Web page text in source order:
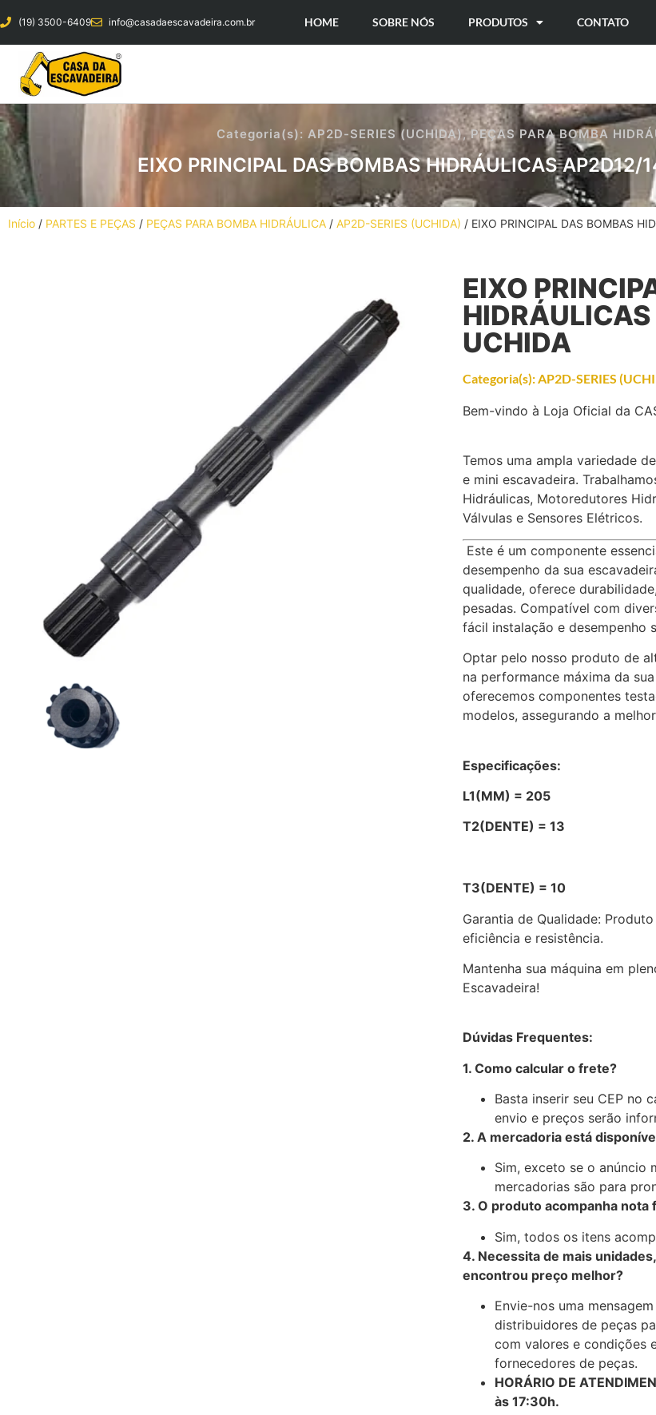
(19) 3500-6409 info@casadaescavadeira.com.br HOME SOBRE NÓS PRODUTOS CONTATO
Categoria(s): AP2D-SERIES (UCHIDA),PEÇAS PARA BOMBA
EIXO PRINCIPAL DAS BOMBAS HIDRÁULICAS AP2D12/
Início / PARTES E PEÇAS / PEÇAS PARA BOMBA HIDRÁULICA / AP2D-SERIES (UCHIDA) / EIXO PRINCIPAL DAS BOMBAS
EIXO
UCHIDA
Categoria(s):AP2D-SERIES
Bem-vindo à Loja Oficial da
Temos uma ampla variedade
e mini escavadeira.
Hidráulicas, Motoredutores
Válvulas e Sensores Elétricos.
Este é um componente
desempenho da sua
qualidade, oferece
pesadas. Compatível com
fácil instalação e desempenho
Optar pelo nosso produto de
na performance máxima da
oferecemos componentes
modelos, assegurando a
Especificações:
L1(MM) = 205
T2(DENTE) = 13
T3(DENTE) = 10
Garantia de Qualidade:
eficiência e resistência.
Mantenha sua máquina em
Escavadeira!
Dúvidas Frequentes:
1. Como calcular o frete?
Basta inserir seu CEP no
envio e preços serão
2. A mercadoria está
Sim, exceto se o anúncio
mercadorias são para
3. O produto acompanha nota
Sim, todos os itens
4. Necessita de mais
encontrou preço melhor?
Envie-nos uma
distribuidores de peças
com valores e condições
fornecedores de peças.
HORÁRIO DE
às 17:30h.